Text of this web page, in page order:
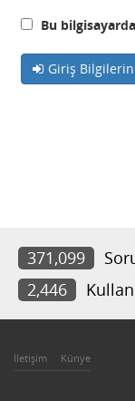
Bu
Giriş
371,099
2,446
İletişim Künye